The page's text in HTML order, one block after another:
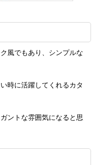
風でもあり、シンプルな
時に活躍してくれるカタ
ントな雰囲気になると思